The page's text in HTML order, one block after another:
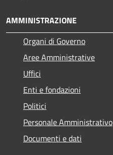
AMMINISTRAZIONE
Organi di Governo
Aree Amministrative
Uffici
Enti e fondazioni
Politici
Personale Amministrativo
Documenti e dati